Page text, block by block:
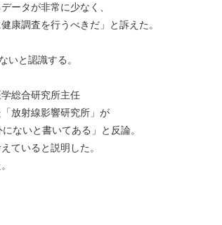
ータが非常に少なく、
康調査を行うべきだ」と訴えた。
いと認識する。
総合研究所主任
放射線影響研究所」が
ないと書いてある」と反論。
ていると説明した。